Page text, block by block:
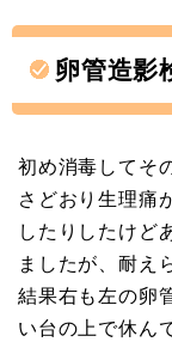
卵管造影
初め消毒してそ
さどおり生理痛
したりしたけど
ましたが、耐え
結果右も左の卵
い台の上で休ん